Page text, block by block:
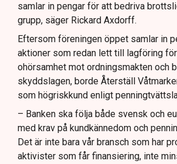
samlar in pengar för att bedriva
grupp, säger Rickard Axdorff.
Eftersom föreningen öppet samlar in
aktioner som redan lett till lagföring
ohörsamhet mot ordningsmakten och
skyddslagen, borde Återställ
som högriskkund enligt
– Banken ska följa både svensk och
med krav på kundkännedom och
Det är inte bara vår bransch som har
aktivister som får finansiering, inte